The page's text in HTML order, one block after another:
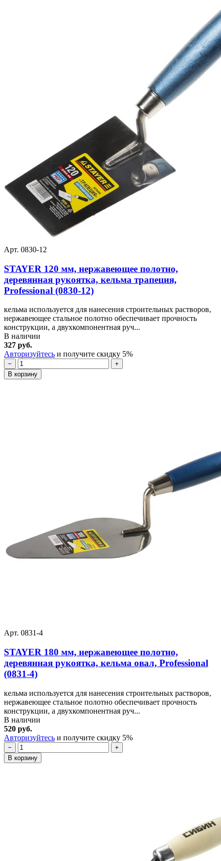
Арт. 0830-12
STAYER 120 мм, нержавеющее полотно,
деревянная рукоятка, кельма трапеция,
Professional (0830-12)
кельма используется для нанесения строительных растворов,
нержавеющее стальное полотно обеспечивает прочность
конструкции, а двухкомпонентная руч...
В наличии
327 руб.
Авторизуйтесь и получите скидку 5%
−
+
В корзину
Арт. 0831-4
STAYER 180 мм, нержавеющее полотно,
деревянная рукоятка, кельма овал, Professional
(0831-4)
кельма используется для нанесения строительных растворов,
нержавеющее стальное полотно обеспечивает прочность
конструкции, а двухкомпонентная руч...
В наличии
520 руб.
Авторизуйтесь и получите скидку 5%
−
+
В корзину